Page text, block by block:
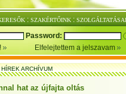
: SZAKÉRTŐINK :
Password:
Elfelejtettem a jelszavam
HÍREK ARCHÍVUM
hat az újfajta oltás